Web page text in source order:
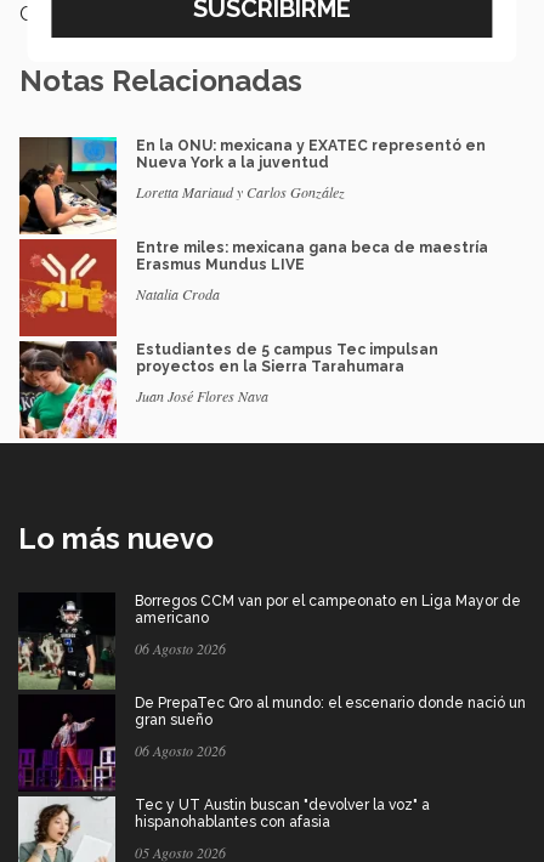
Categoría:
Notas Relacionadas
En la ONU: mexicana y EXATEC representó en
Nueva York a la juventud
Loretta Mariaud y Carlos González
Entre miles: mexicana gana beca de maestría
Erasmus Mundus LIVE
Natalia Croda
Estudiantes de 5 campus Tec impulsan
proyectos en la Sierra Tarahumara
Juan José Flores Nava
Lo más nuevo
Borregos CCM van por el campeonato en Liga Mayor de
americano
06 Agosto 2026
De PrepaTec Qro al mundo: el escenario donde nació un
gran sueño
06 Agosto 2026
Tec y UT Austin buscan "devolver la voz" a
hispanohablantes con afasia
05 Agosto 2026